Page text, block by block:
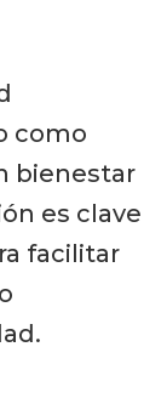
como
bienestar
es clave
facilitar